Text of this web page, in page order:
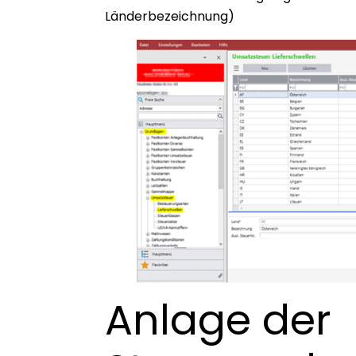
Länderbezeichnung)
Anlage der